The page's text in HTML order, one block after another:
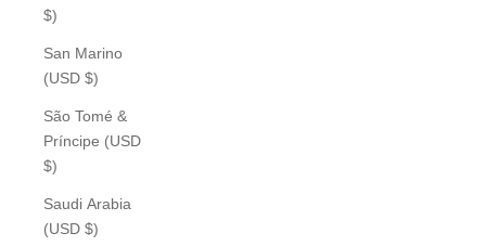
$)
San Marino
(USD $)
São Tomé &
Príncipe (USD
$)
Saudi Arabia
(USD $)